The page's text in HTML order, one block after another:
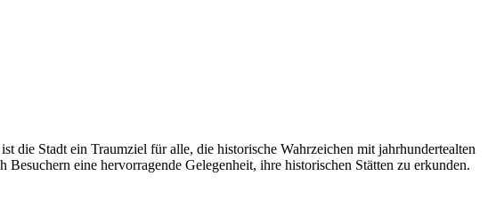
die Stadt ein Traumziel für alle, die historische Wahrzeichen mit jahrhundertealten
eine hervorragende Gelegenheit, ihre historischen Stätten zu erkunden.